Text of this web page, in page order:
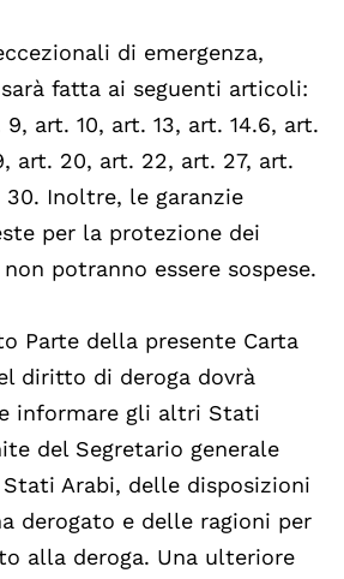
di emergenza,
fatta ai seguenti articoli:
art. 10, art. 13, art. 14.6, art.
art. 20, art. 22, art. 27, art.
Inoltre, le garanzie
per la protezione dei
potranno essere sospese.
Parte della presente Carta
diritto di deroga dovrà
informare gli altri Stati
del Segretario generale
Arabi, delle disposizioni
derogato e delle ragioni per
alla deroga. Una ulteriore